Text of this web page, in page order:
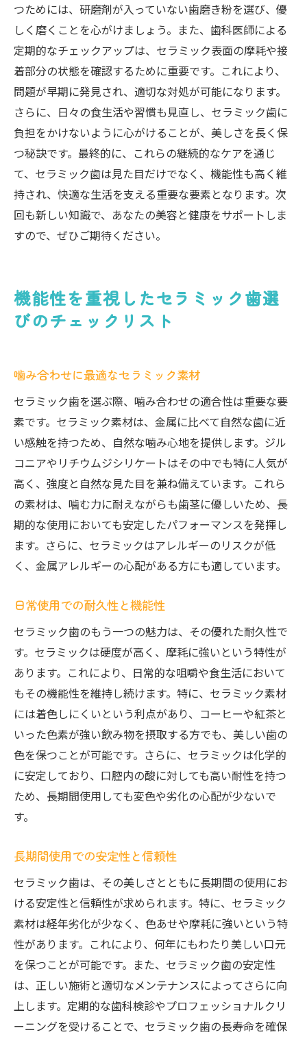
つためには、研磨剤が入っていない歯磨き粉を選び、優
しく磨くことを心がけましょう。また、歯科医師による
定期的なチェックアップは、セラミック表面の摩耗や接
着部分の状態を確認するために重要です。これにより、
問題が早期に発見され、適切な対処が可能になります。
さらに、日々の食生活や習慣も見直し、セラミック歯に
負担をかけないように心がけることが、美しさを長く保
つ秘訣です。最終的に、これらの継続的なケアを通じ
て、セラミック歯は見た目だけでなく、機能性も高く維
持され、快適な生活を支える重要な要素となります。次
回も新しい知識で、あなたの美容と健康をサポートしま
すので、ぜひご期待ください。
機能性を重視したセラミック歯選
びのチェックリスト
噛み合わせに最適なセラミック素材
セラミック歯を選ぶ際、噛み合わせの適合性は重要な要
素です。セラミック素材は、金属に比べて自然な歯に近
い感触を持つため、自然な噛み心地を提供します。ジル
コニアやリチウムジシリケートはその中でも特に人気が
高く、強度と自然な見た目を兼ね備えています。これら
の素材は、噛む力に耐えながらも歯茎に優しいため、長
期的な使用においても安定したパフォーマンスを発揮し
ます。さらに、セラミックはアレルギーのリスクが低
く、金属アレルギーの心配がある方にも適しています。
日常使用での耐久性と機能性
セラミック歯のもう一つの魅力は、その優れた耐久性で
す。セラミックは硬度が高く、摩耗に強いという特性が
あります。これにより、日常的な咀嚼や食生活において
もその機能性を維持し続けます。特に、セラミック素材
には着色しにくいという利点があり、コーヒーや紅茶と
いった色素が強い飲み物を摂取する方でも、美しい歯の
色を保つことが可能です。さらに、セラミックは化学的
に安定しており、口腔内の酸に対しても高い耐性を持つ
ため、長期間使用しても変色や劣化の心配が少ないで
す。
長期間使用での安定性と信頼性
セラミック歯は、その美しさとともに長期間の使用にお
ける安定性と信頼性が求められます。特に、セラミック
素材は経年劣化が少なく、色あせや摩耗に強いという特
性があります。これにより、何年にもわたり美しい口元
を保つことが可能です。また、セラミック歯の安定性
は、正しい施術と適切なメンテナンスによってさらに向
上します。定期的な歯科検診やプロフェッショナルクリ
ーニングを受けることで、セラミック歯の長寿命を確保